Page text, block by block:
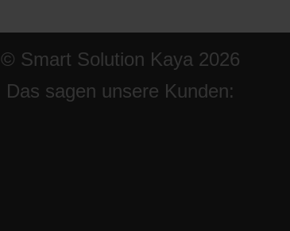
© Smart Solution Kaya 2026
Das sagen unsere Kunden: